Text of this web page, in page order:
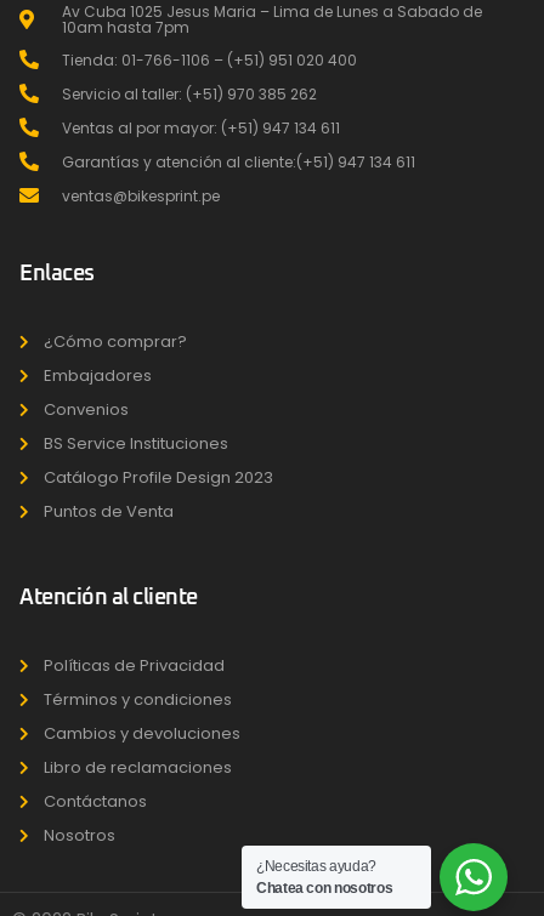
Av Cuba 1025 Jesus Maria – Lima de Lunes a Sabado de
10am hasta 7pm
Tienda: 01-766-1106 – (+51) 951 020 400
Servicio al taller: (+51) 970 385 262
Ventas al por mayor: (+51) 947 134 611
Garantías y atención al cliente:(+51) 947 134 611
ventas@bikesprint.pe
Enlaces
¿Cómo comprar?
Embajadores
Convenios
BS Service Instituciones
Catálogo Profile Design 2023
Puntos de Venta
Atención al cliente
Políticas de Privacidad
Términos y condiciones
Cambios y devoluciones
Libro de reclamaciones
Contáctanos
Nosotros
¿Necesitas ayuda?
Chatea con nosotros